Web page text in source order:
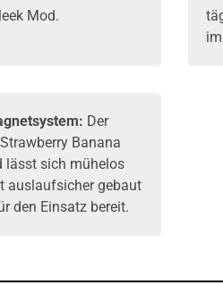
Mod.
Der
Banana
lässt sich mühelos
auslaufsicher gebaut
den Einsatz bereit.